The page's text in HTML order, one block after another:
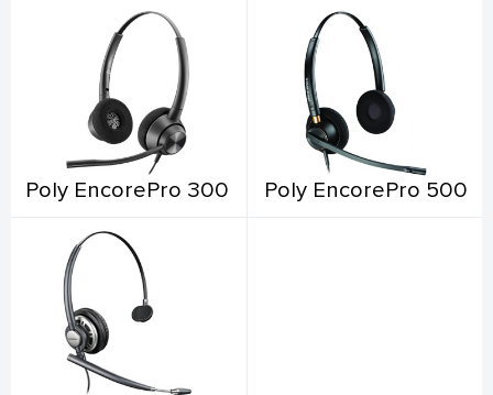
Poly EncorePro 300 Poly EncorePro 500